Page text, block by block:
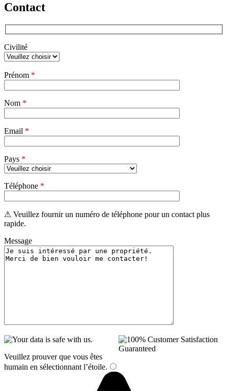
Contact
Civilité
laisser
vide.
Prénom *
Nom *
Email *
Pays *
Téléphone *
⚠ Veuillez fournir un numéro de téléphone pour un contact plus
rapide.
Message
Veuillez prouver que vous êtes
humain en sélectionnant l’étoile.